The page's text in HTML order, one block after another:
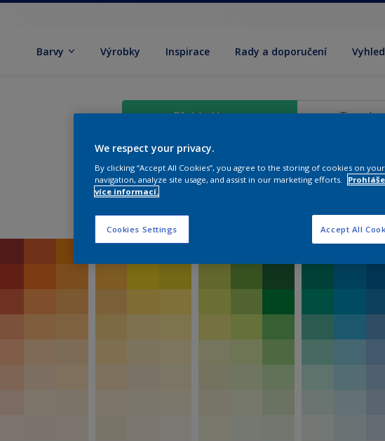
Barvy Výrobky Inspirace Rady a doporučení
Přehled barev Trendy
We respect your privacy.
By clicking “Accept All Cookies”, you agree to the storing of cookies on
navigation, analyze site usage, and assist in our marketing efforts.
více informací.
Cookies Settings Accept All